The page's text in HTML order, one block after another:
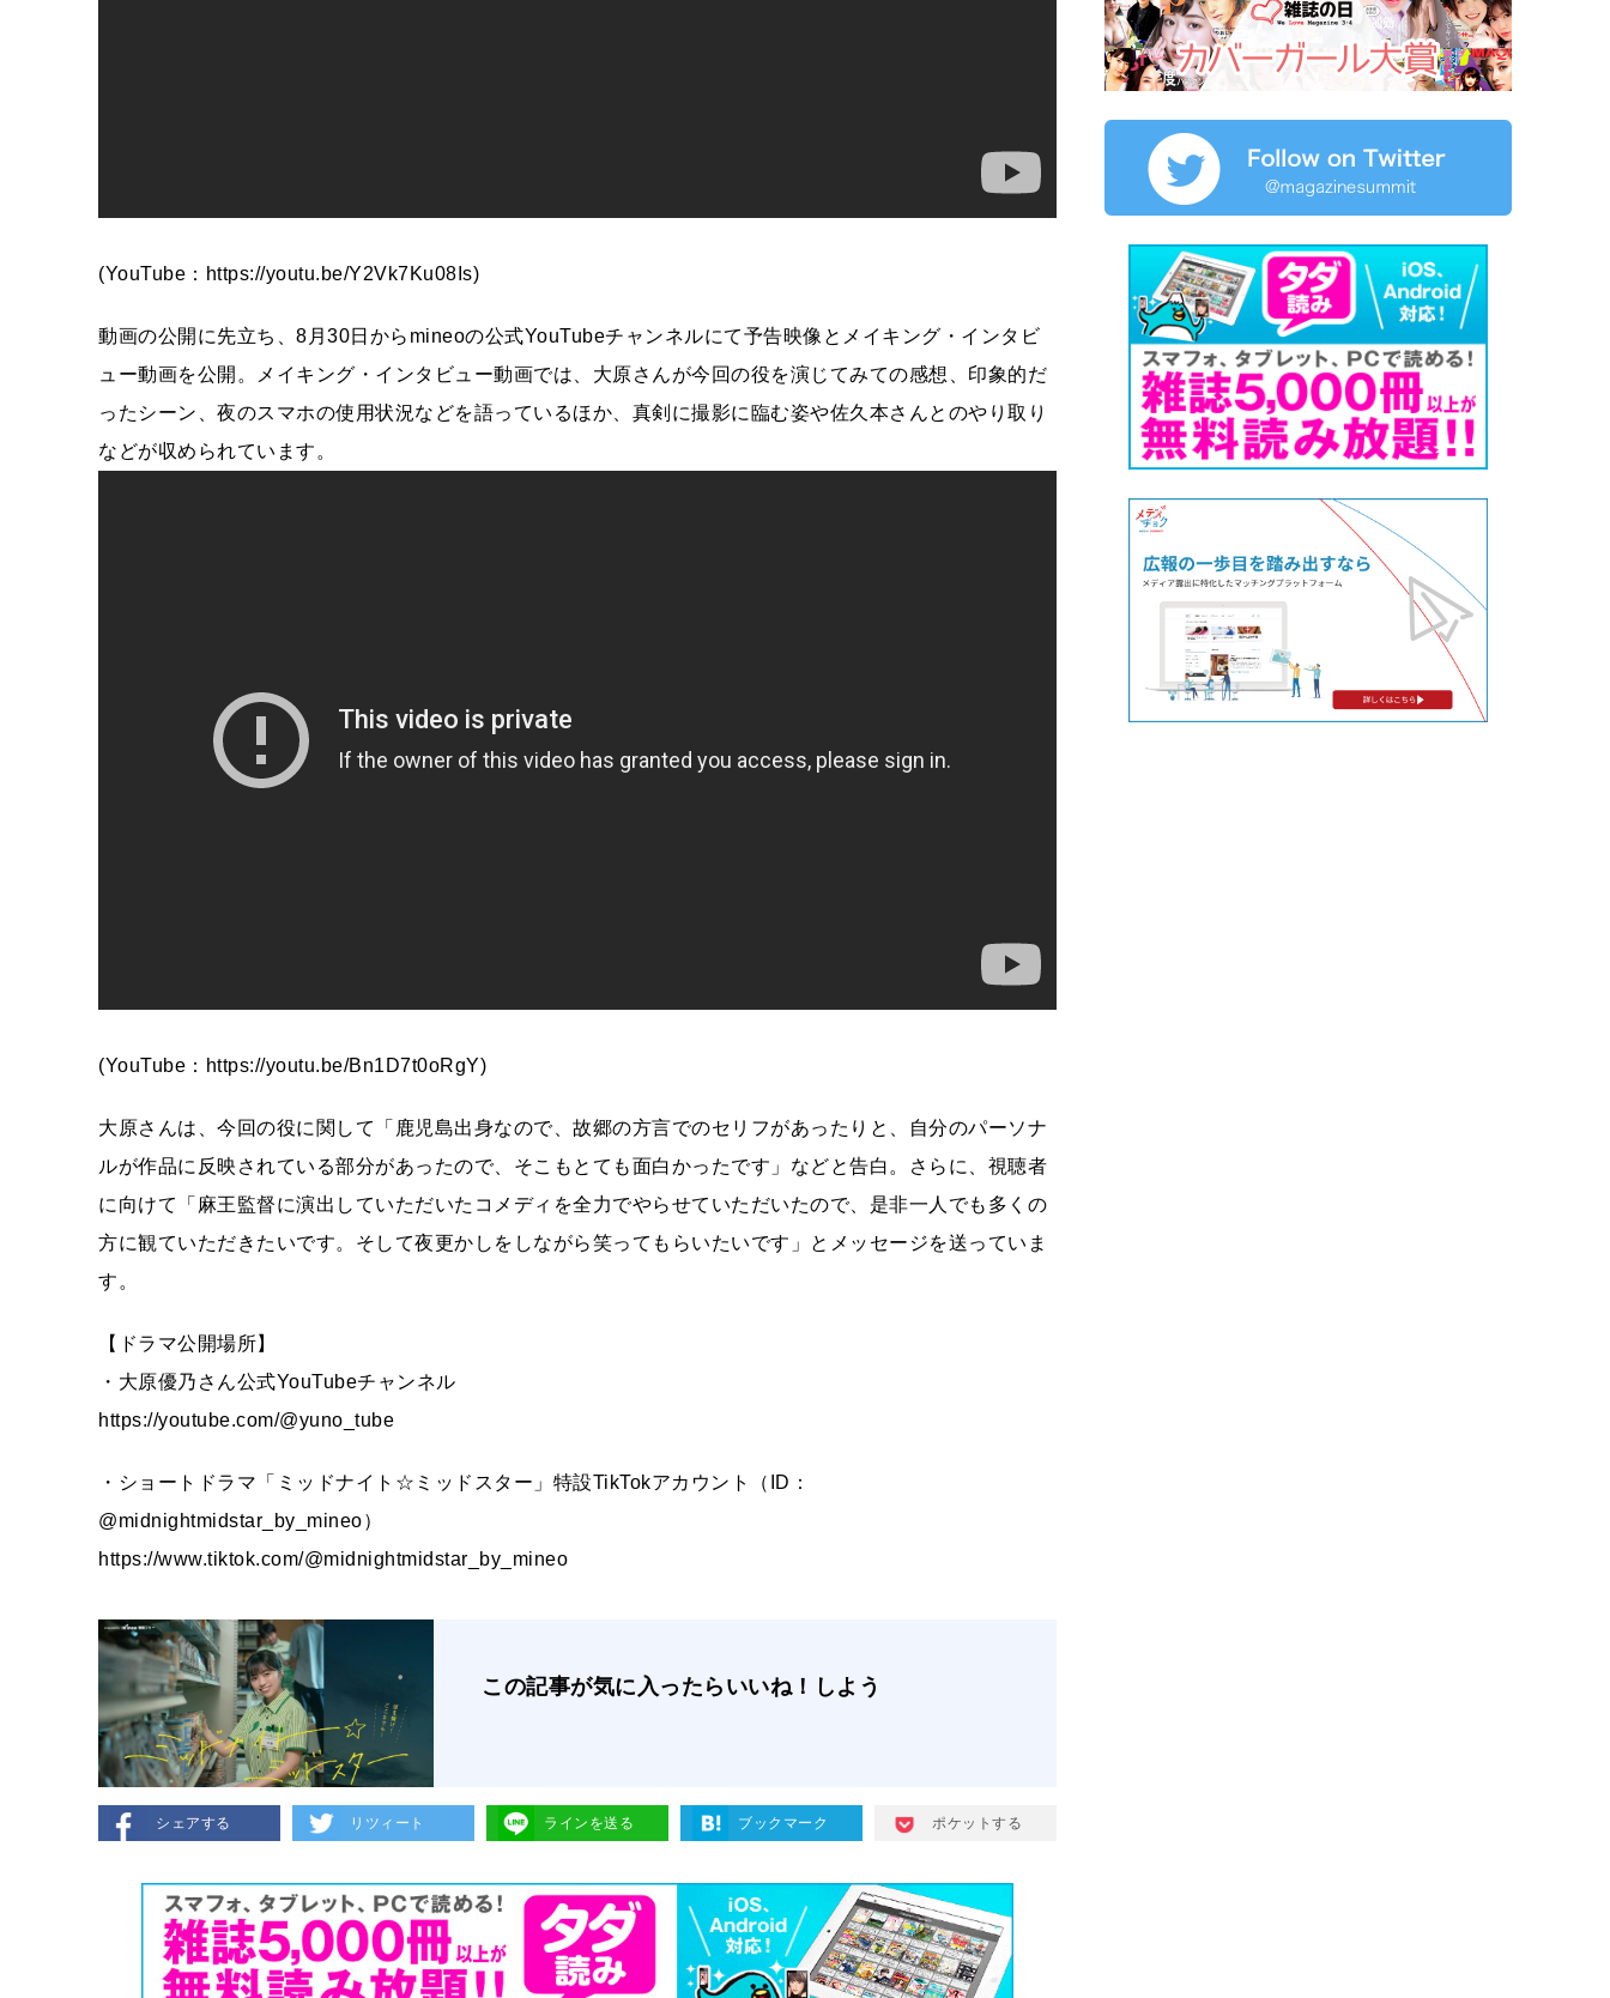
(YouTube：https://youtu.be/Y2Vk7Ku08Is)
動画の公開に先立ち、8月30日からmineoの公式YouTubeチャンネルにて予告映像とメイキング・インタビ
ュー動画を公開。メイキング・インタビュー動画では、大原さんが今回の役を演じてみての感想、印象的だ
ったシーン、夜のスマホの使用状況などを語っているほか、真剣に撮影に臨む姿や佐久本さんとのやり取り
などが収められています。
(YouTube：https://youtu.be/Bn1D7t0oRgY)
大原さんは、今回の役に関して「鹿児島出身なので、故郷の方言でのセリフがあったりと、自分のパーソナ
ルが作品に反映されている部分があったので、そこもとても面白かったです」などと告白。さらに、視聴者
に向けて「麻王監督に演出していただいたコメディを全力でやらせていただいたので、是非一人でも多くの
方に観ていただきたいです。そして夜更かしをしながら笑ってもらいたいです」とメッセージを送っていま
す。
【ドラマ公開場所】
・大原優乃さん公式YouTubeチャンネル
https://youtube.com/@yuno_tube
・ショートドラマ「ミッドナイト☆ミッドスター」特設TikTokアカウント（ID：
@midnightmidstar_by_mineo）
https://www.tiktok.com/@midnightmidstar_by_mineo
この記事が気に入ったらいいね！しよう
シェアする リツィート ラインを送る ブックマーク ポケットする